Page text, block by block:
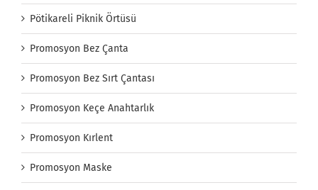
Pötikareli Piknik Örtüsü
Promosyon Bez Çanta
Promosyon Bez Sırt Çantası
Promosyon Keçe Anahtarlık
Promosyon Kırlent
Promosyon Maske